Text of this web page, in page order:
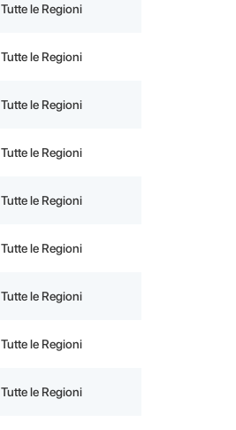
Tutte le Regioni
Tutte le Regioni
Tutte le Regioni
Tutte le Regioni
Tutte le Regioni
Tutte le Regioni
Tutte le Regioni
Tutte le Regioni
Tutte le Regioni